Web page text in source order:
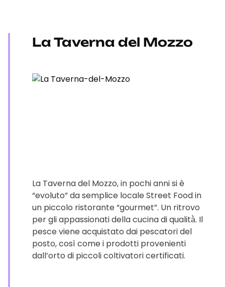
La Taverna del Mozzo
La Taverna del Mozzo, in pochi anni si è
“evoluto” da semplice locale Street Food in
un piccolo ristorante “gourmet”. Un ritrovo
per gli appassionati della cucina di qualità̀. Il
pesce viene acquistato dai pescatori del
posto, così come i prodotti provenienti
dall’orto di piccoli coltivatori certificati.